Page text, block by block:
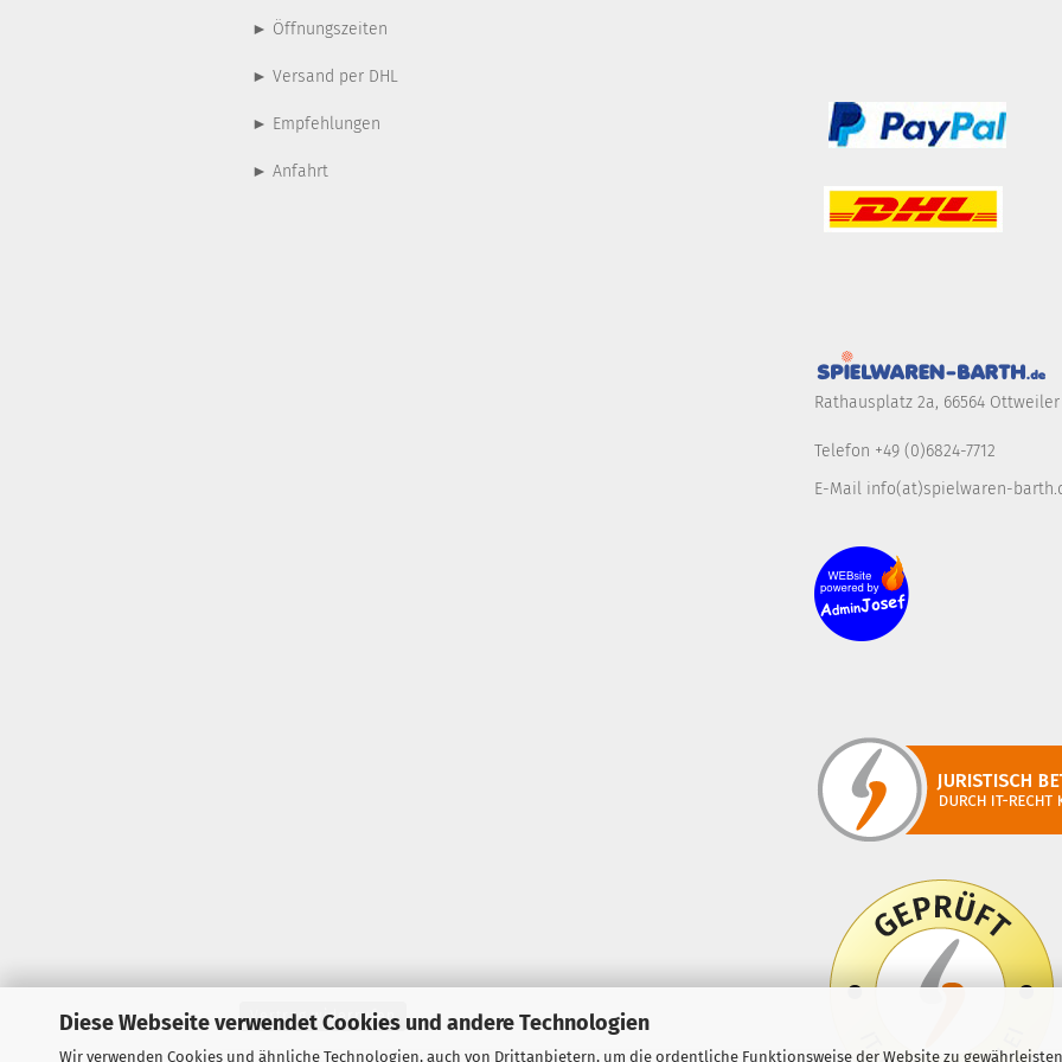
Diese Webseite verwendet Cookies und andere Technologien
Wir verwenden Cookies und ähnliche Technologien, auch von Drittanbietern, um die ordentliche Funktionsweise der Website zu
► Öffnungszeiten
► Versand per DHL
► Empfehlungen
► Anfahrt
Rathausplatz 2a, 66564 Ottweiler
Telefon +49 (0)6824-7712
E-Mail info(at)spielwaren-
Vertrag widerrufen